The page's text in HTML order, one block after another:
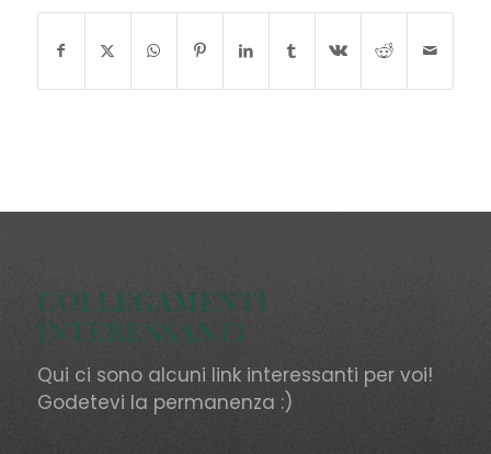
COLLEGAMENTI
INTERESSANTI
Qui ci sono alcuni link interessanti per voi!
Godetevi la permanenza :)